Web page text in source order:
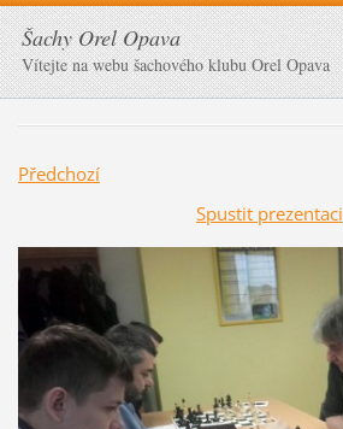
Šachy Orel Opava
Vítejte na webu šachového klubu Orel Opava
Předchozí
Spustit prezentaci